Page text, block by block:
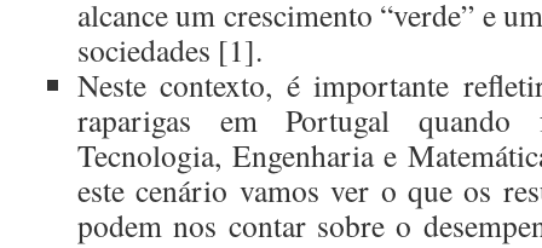
alcance um crescimento “verde” e
sociedades [1].
Neste contexto, é importante
raparigas em Portugal quando
Tecnologia, Engenharia e
este cenário vamos ver o que os
podem nos contar sobre o